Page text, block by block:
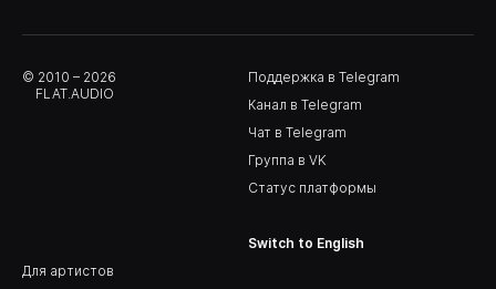
© 2010 – 2026
FLAT.AUDIO
Поддержка в Telegram
Канал в Telegram
Чат в Telegram
Группа в VK
Статус платформы
Switch to English
Для артистов